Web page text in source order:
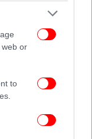
web or
to
εισφέρει
και με
με την